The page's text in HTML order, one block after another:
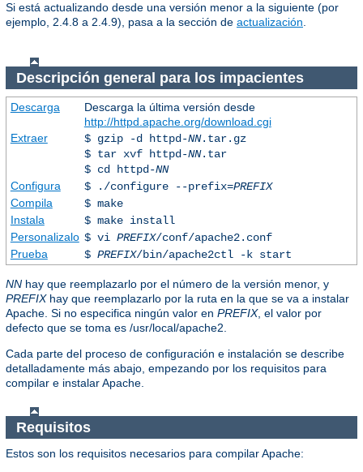
Si está actualizando desde una versión menor a la siguiente (por
ejemplo, 2.4.8 a 2.4.9), pasa a la sección de actualización
Descripción general para los impacientes
Descarga
Descarga la última versión desde
http://httpd.apache.org/download.cgi
Extraer
$ gzip -d httpd-NN.tar.gz
$ tar xvf httpd-NN.tar
$ cd httpd-NN
Configura
$ ./configure --prefix=PREFIX
Compila
$ make
Instala
$ make install
Personalizalo $ vi PREFIX/conf/apache2.conf
Prueba
$ PREFIX/bin/apache2ctl -k start
NN hay que reemplazarlo por el número de la versión menor, y
PREFIXhay que reemplazarlo por la ruta en la que se va a instalar
Apache. Si no especifica ningún valor en PREFIX, el valor por
defecto que se toma es /usr/local/apache2.
Cada parte del proceso de configuración e instalación se describe
detalladamente más abajo, empezando por los requisitos para
compilar e instalar Apache.
Requisitos
Estos son los requisitos necesarios para compilar Apache: